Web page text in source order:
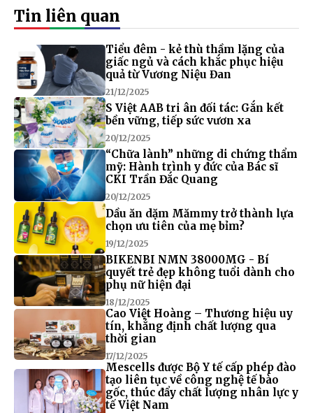
Tin liên quan
Tiểu đêm - kẻ thù thầm lặng của
giấc ngủ và cách khắc phục hiệu
quả từ Vương Niệu Đan
21/12/2025
S Việt AAB tri ân đối tác: Gắn kết
bền vững, tiếp sức vươn xa
20/12/2025
“Chữa lành” những di chứng thẩm
mỹ: Hành trình y đức của Bác sĩ
CKI Trần Đắc Quang
20/12/2025
Dầu ăn dặm Mămmy trở thành lựa
chọn ưu tiên của mẹ bỉm?
19/12/2025
BIKENBI NMN 38000MG - Bí
quyết trẻ đẹp không tuổi dành cho
phụ nữ hiện đại
18/12/2025
Cao Việt Hoàng – Thương hiệu uy
tín, khẳng định chất lượng qua
thời gian
17/12/2025
Mescells được Bộ Y tế cấp phép đào
tạo liên tục về công nghệ tế bào
gốc, thúc đẩy chất lượng nhân lực y
tế Việt Nam